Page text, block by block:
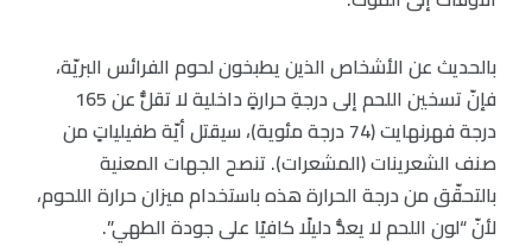
بالحديث عن الأشخاص الذين يطبخون لحوم الفرائس البريّة،
فإنّ تسخين اللحم إلى درجةِ حرارةٍ داخلية لا تقلُّ عن 165
درجة فهرنهايت (74 درجة مئوية)، سيقتل أيّة طفيلياتٍ من
صنف الشعرينات (المشعرات). تنصح الجهات المعنية
بالتحقّق من درجة الحرارة هذه باستخدام ميزان حرارة اللحوم،
لأنّ “لون اللحم لا يعدُّ دليلًا كافيًا على جودة الطهي”.